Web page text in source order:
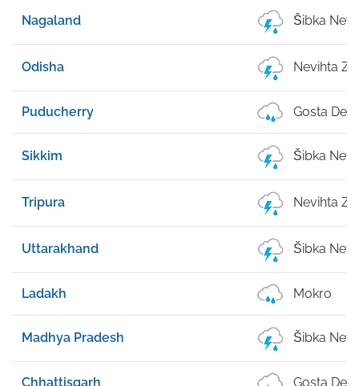
Nagaland Šibka
Odisha Nevihta Z
Puducherry Gosta Dež
Sikkim Šibka
Tripura Nevihta Z
Uttarakhand Šibka
Ladakh Mokro
Madhya Pradesh Šibka
Chhattisgarh Gosta Dež